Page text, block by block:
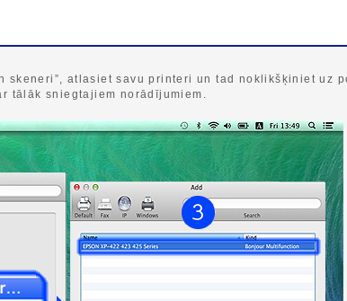
skeneri”, atlasiet savu printeri un tad noklikšķiniet uz
tālāk sniegtajiem norādījumiem.